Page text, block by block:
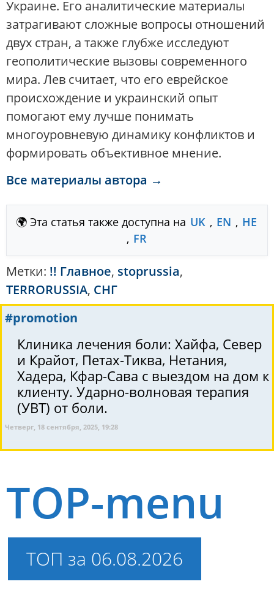
Украине. Его аналитические материалы
затрагивают сложные вопросы отношений
двух стран, а также глубже исследуют
геополитические вызовы современного
мира. Лев считает, что его еврейское
происхождение и украинский опыт
помогают ему лучше понимать
многоуровневую динамику конфликтов и
формировать объективное мнение.
Все материалы автора →
🌍 Эта статья также доступна на UK , EN , HE
, FR
Метки: !! Главное, stoprussia,
TERRORUSSIA, СНГ
#promotion
Клиника лечения боли: Хайфа, Север
и Крайот, Петах-Тиква, Нетания,
Хадера, Кфар-Сава с выездом на дом к
клиенту. Ударно-волновая терапия
(УВТ) от боли.
Четверг, 18 сентября, 2025, 19:28
TOP-menu
ТОП за 06.08.2026